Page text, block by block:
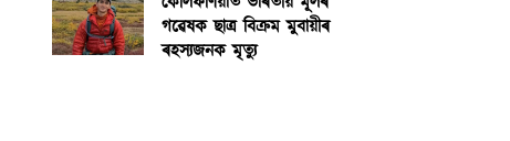
গৱেষক ছাত্ৰ বিক্ৰম মুবায়ীৰ
ৰহস্যজনক মৃত্যু